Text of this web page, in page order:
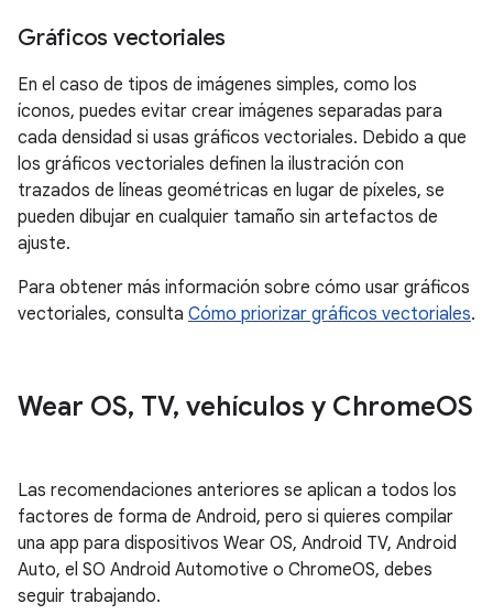
Gráficos vectoriales
En el caso de tipos de imágenes simples, como los
íconos, puedes evitar crear imágenes separadas para
cada densidad si usas gráficos vectoriales. Debido a que
los gráficos vectoriales definen la ilustración con
trazados de líneas geométricas en lugar de píxeles, se
pueden dibujar en cualquier tamaño sin artefactos de
ajuste.
Para obtener más información sobre cómo usar gráficos
vectoriales, consulta Cómo priorizar gráficos vectoriales.
Wear OS, TV, vehículos y ChromeOS
Las recomendaciones anteriores se aplican a todos los
factores de forma de Android, pero si quieres compilar
una app para dispositivos Wear OS, Android TV, Android
Auto, el SO Android Automotive o ChromeOS, debes
seguir trabajando.